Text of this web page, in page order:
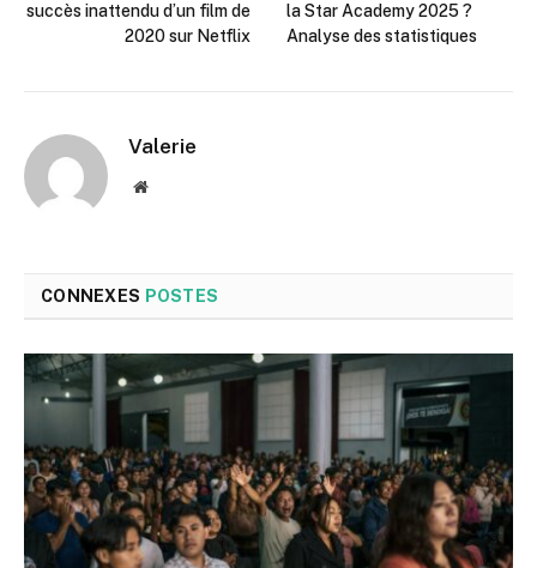
succès inattendu d’un film de
2020 sur Netflix
la Star Academy 2025 ?
Analyse des statistiques
Valerie
Site
CONNEXES POSTES